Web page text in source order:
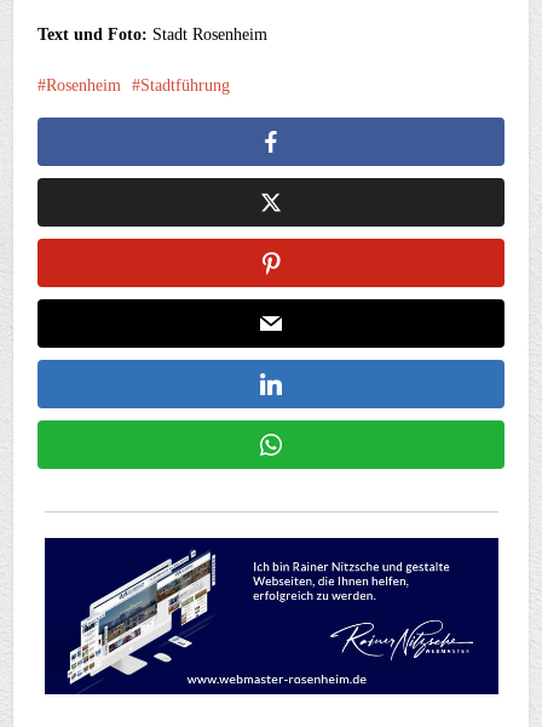
Text und Foto: Stadt Rosenheim
Rosenheim Stadtführung